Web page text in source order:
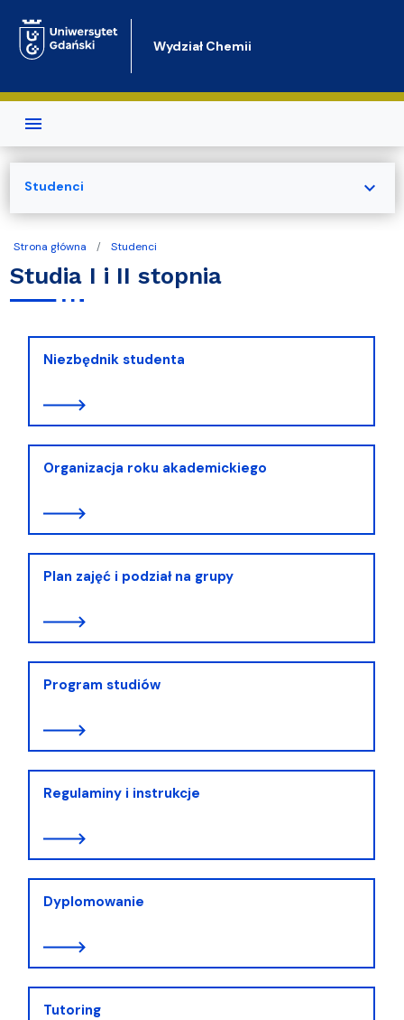
Wydział Chemii
Strona główna Studenci
Studia I i II stopnia
Niezbędnik studenta
Organizacja roku akademickiego
Plan zajęć i podział na grupy
Program studiów
Regulaminy i instrukcje
Dyplomowanie
Tutoring
Studenci expand_more